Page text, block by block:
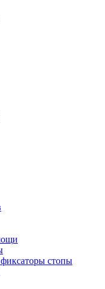
стопы